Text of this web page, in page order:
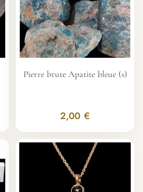
Pierre brute Apatite bleue (s)
2,00 €